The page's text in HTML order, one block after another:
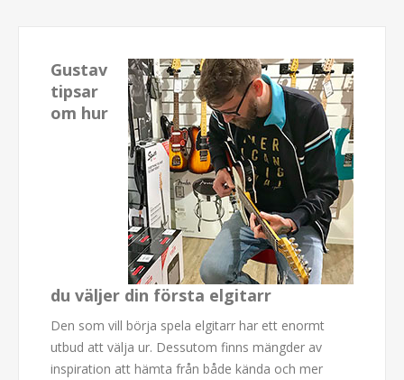
Gustav
tipsar
om hur
du väljer din första elgitarr
Den som vill börja spela elgitarr har ett enormt
utbud att välja ur. Dessutom finns mängder av
inspiration att hämta från både kända och mer